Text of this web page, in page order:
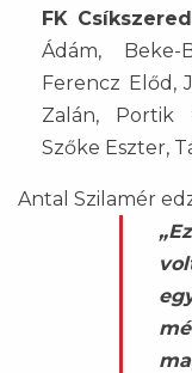
FK
Ádám,
Ferencz Előd,
Zalán, Portik
Szőke Eszter,
Antal Szilamér